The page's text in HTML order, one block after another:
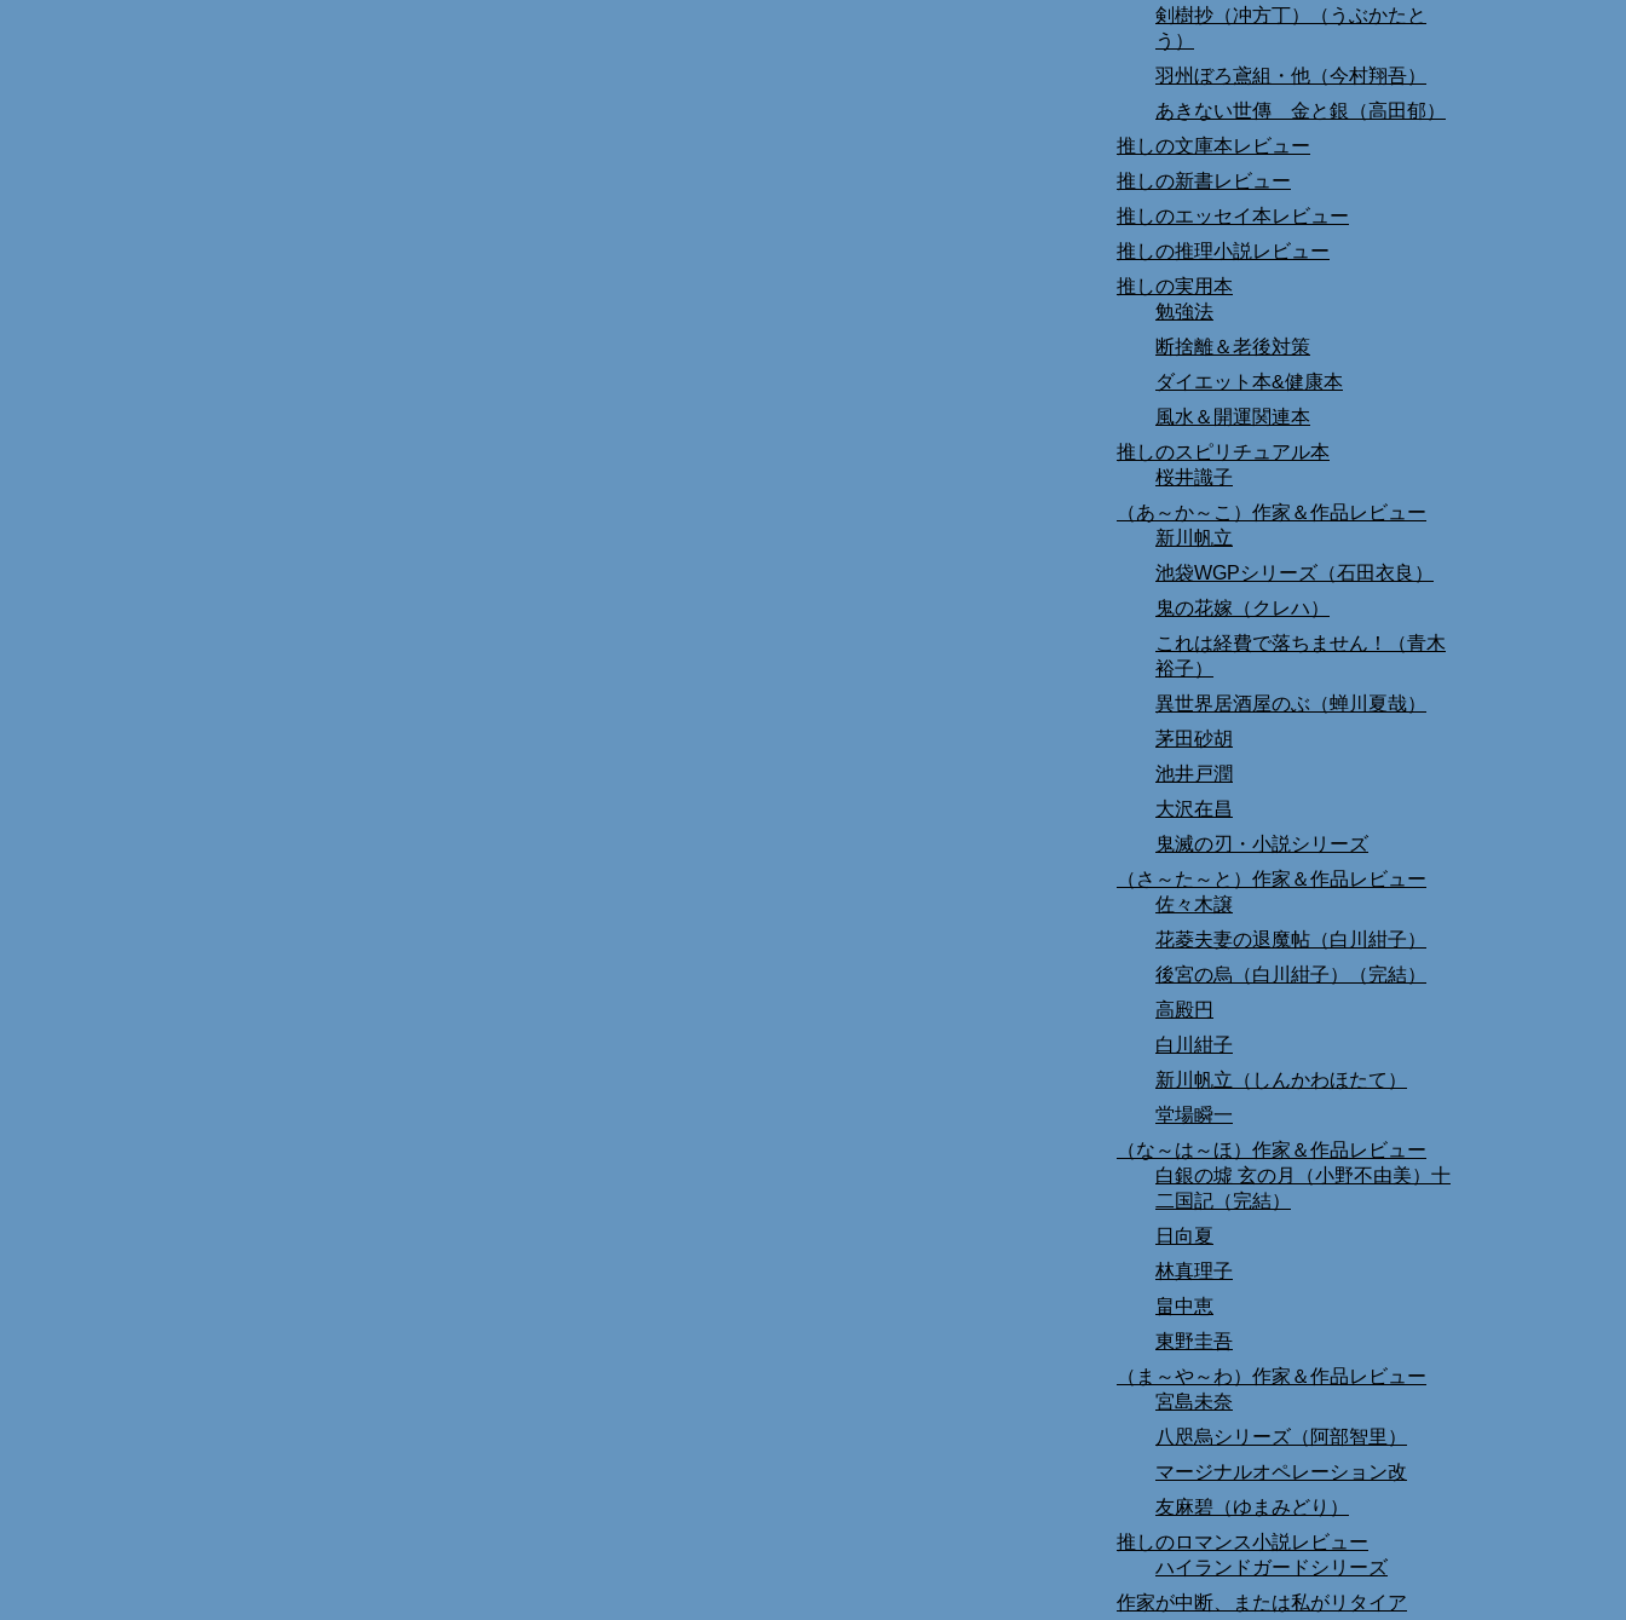
剣樹抄（冲方丁）（うぶかたと
う）
羽州ぼろ鳶組・他（今村翔吾）
あきない世傳 金と銀（高田郁）
推しの文庫本レビュー
推しの新書レビュー
推しのエッセイ本レビュー
推しの推理小説レビュー
推しの実用本
勉強法
断捨離＆老後対策
ダイエット本&健康本
風水＆開運関連本
推しのスピリチュアル本
桜井識子
（あ～か～こ）作家＆作品レビュー
新川帆立
池袋WGPシリーズ（石田衣良）
鬼の花嫁（クレハ）
これは経費で落ちません！（青木
裕子）
異世界居酒屋のぶ（蝉川夏哉）
茅田砂胡
池井戸潤
大沢在昌
鬼滅の刃・小説シリーズ
（さ～た～と）作家＆作品レビュー
佐々木譲
花菱夫妻の退魔帖（白川紺子）
後宮の烏（白川紺子）（完結）
高殿円
白川紺子
新川帆立（しんかわほたて）
堂場瞬一
（な～は～ほ）作家＆作品レビュー
白銀の墟 玄の月（小野不由美）十
二国記（完結）
日向夏
林真理子
畠中恵
東野圭吾
（ま～や～わ）作家＆作品レビュー
宮島未奈
八咫烏シリーズ（阿部智里）
マージナルオペレーション改
友麻碧（ゆまみどり）
推しのロマンス小説レビュー
ハイランドガードシリーズ
作家が中断、または私がリタイア